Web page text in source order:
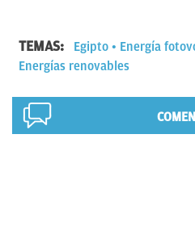
TEMAS: Egipto Energía
Energías renovables